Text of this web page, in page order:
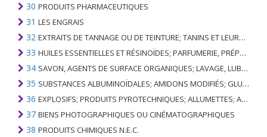
30 PRODUITS PHARMACEUTIQUES
31 LES ENGRAIS
32 EXTRAITS DE TANNAGE OU DE TEINTURE; TANINS ET LEURS DERIVES; COLORANTS, PIGMENTS ET AUTRES MATIERES COLORANTES; PEINTURES, VERNIS; MASTIC, AUTRES MASTIQUES; ENCRES
33 HUILES ESSENTIELLES ET RÉSINOÏDES; PARFUMERIE, PRÉPARATIONS COSMÉTIQUES OU DE TOILETTE
34 SAVON, AGENTS DE SURFACE ORGANIQUES; LAVAGE, LUBRIFICATION, POLISSAGE OU PRÉPARATION À L'ÉPURATION; CIRES ARTIFICIELLES OU PRÉPARÉES, BOUGIES ET ARTICLES SIMILAIRES, PÂTES À MODÉLISER, CIRES DENTAIRES ET PRÉPARATIONS DENTAIRES À BASE DE PLÂTRE
35 SUBSTANCES ALBUMINOÏDALES; AMIDONS MODIFIÉS; GLUES; ENZYMES
36 EXPLOSIFS; PRODUITS PYROTECHNIQUES; ALLUMETTES; ALLIAGES PYROPHORIQUES; CERTAINES PRÉPARATIONS COMBUSTIBLES
37 BIENS PHOTOGRAPHIQUES OU CINÉMATOGRAPHIQUES
38 PRODUITS CHIMIQUES N.E.C.